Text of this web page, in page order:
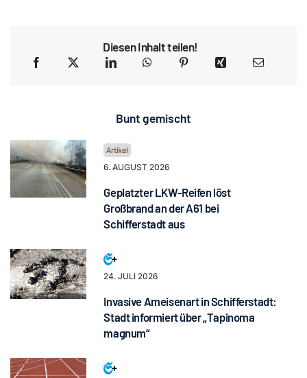
Diesen Inhalt teilen!
Bunt gemischt
6. AUGUST 2026
Geplatzter LKW-Reifen löst
Großbrand an der A61 bei
Schifferstadt aus
24. JULI 2026
Invasive Ameisenart in Schifferstadt:
Stadt informiert über „Tapinoma
magnum“